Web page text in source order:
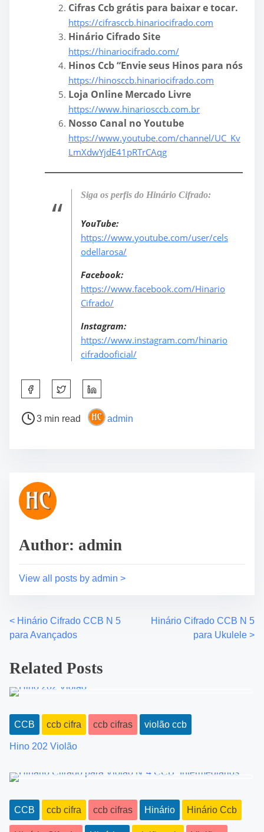
Cifras Ccb grátis para baixar e tocar.
https://cifrasccb.hinariocifrado.com
Hinário Cifrado Site
https://hinariocifrado.com/
Hinos Ccb “Envie seus Hinos para nós
https://hinosccb.hinariocifrado.com
Loja Online Mercado Livre
https://www.hinariosccb.com.br
Nosso Canal no Youtube
https://www.youtube.com/channel/UC_Kv
LmXdwYjdE41pRTrCAqg
Siga os perfis do Hinário Cifrado:
YouTube:
https://www.youtube.com/user/cels
odellarosa/
Facebook:
https://www.facebook.com/Hinario
Cifrado/
Instagram:
https://www.instagram.com/hinario
cifradooficial/
h
a
p
s
n
P
e
d
i
3 min read admin
Author: admin
View all posts by admin >
P
s
t
s
n
< Hinário Cifrado CCB N 5
para Avançados
Hinário Cifrado CCB N 5
para Ukulele >
Related Posts
CCB ccb cifra ccb cifras violão ccb
Hino 202 Violão
CCB ccb cifra ccb cifras Hinário Hinário Ccb